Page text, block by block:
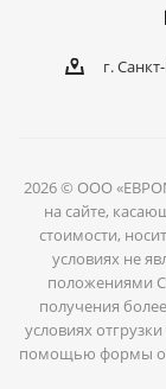
г.
2026 © ООО
на сайте,
стоимости,
условиях не
положениями
получения
условиях
помощью формы